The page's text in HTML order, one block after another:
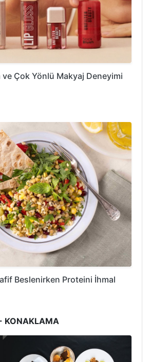
Çok Yönlü Makyaj Deneyimi
Beslenirken Proteini İhmal
KONAKLAMA